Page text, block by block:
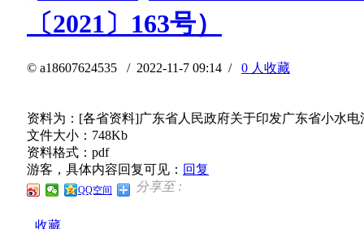
〔2021〕163号）
© a18607624535 / 2022-11-7 09:14 / 0 人收藏
资料为：[各省资料]广东省人民政府关于印发广东省小水
文件大小：748Kb
资料格式：pdf
游客，具体内容回复可见： 回复
分享至 :
QQ空间
收藏